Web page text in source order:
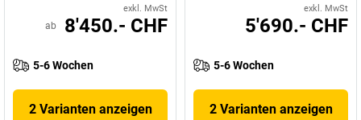
exkl. MwSt
ab 8'450.- CHF
5-6 Wochen
2 Varianten anzeigen
exkl. MwSt
5'690.- CHF
5-6 Wochen
2 Varianten anzeigen